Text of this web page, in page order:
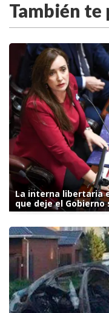
También te
La interna libertaria
que deje el Gobierno